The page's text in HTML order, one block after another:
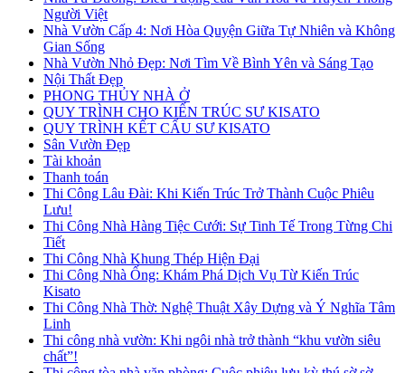
Người Việt
Nhà Vườn Cấp 4: Nơi Hòa Quyện Giữa Tự Nhiên và Không
Gian Sống
Nhà Vườn Nhỏ Đẹp: Nơi Tìm Về Bình Yên và Sáng Tạo
Nội Thất Đẹp
PHONG THỦY NHÀ Ở
QUY TRÌNH CHO KIẾN TRÚC SƯ KISATO
QUY TRÌNH KẾT CẤU SƯ KISATO
Sân Vườn Đẹp
Tài khoản
Thanh toán
Thi Công Lâu Đài: Khi Kiến Trúc Trở Thành Cuộc Phiêu
Lưu!
Thi Công Nhà Hàng Tiệc Cưới: Sự Tinh Tế Trong Từng Chi
Tiết
Thi Công Nhà Khung Thép Hiện Đại
Thi Công Nhà Ống: Khám Phá Dịch Vụ Từ Kiến Trúc
Kisato
Thi Công Nhà Thờ: Nghệ Thuật Xây Dựng và Ý Nghĩa Tâm
Linh
Thi công nhà vườn: Khi ngôi nhà trở thành “khu vườn siêu
chất”!